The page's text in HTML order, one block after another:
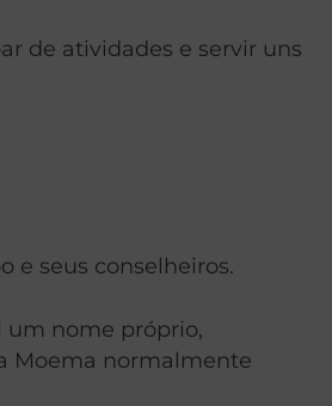
de atividades e servir uns
e seus conselheiros.
um nome próprio,
Moema normalmente